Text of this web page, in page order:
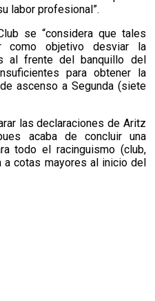
labor profesional”.
se “considera que tales
como objetivo desviar la
al frente del banquillo del
para obtener la
ascenso a Segunda (siete
las declaraciones de Aritz
acaba de concluir una
todo el racinguismo (club,
a cotas mayores al inicio del